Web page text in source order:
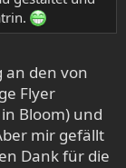
an den von
Flyer
Bloom) und
mir gefällt
Dank für die